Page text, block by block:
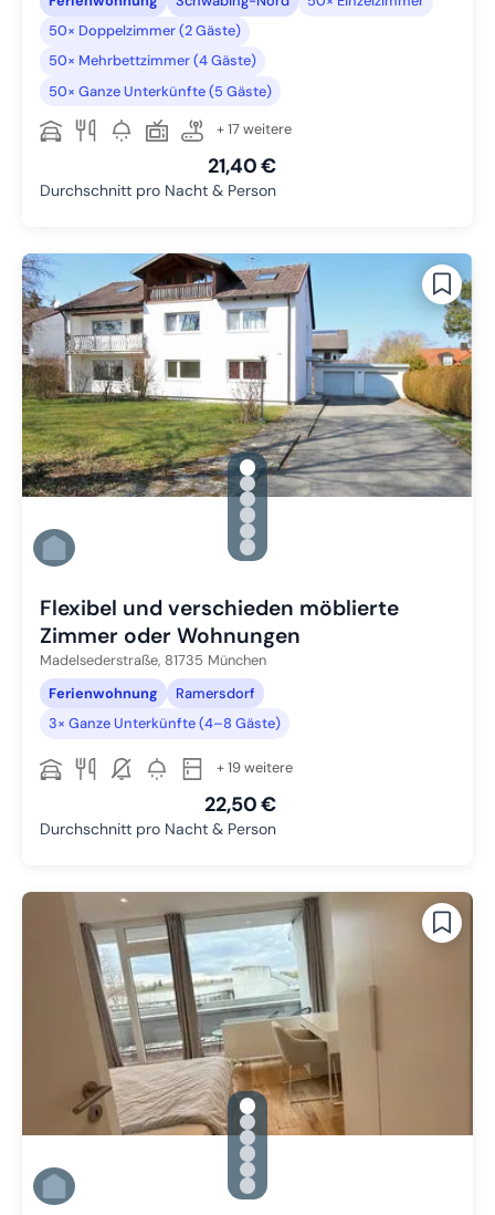
50× Doppelzimmer (2 Gäste)
50× Mehrbettzimmer (4 Gäste)
50× Ganze Unterkünfte (5 Gäste)
+ 17 weitere
21,40 €
Durchschnitt pro Nacht & Person
gallery.slide_selector
Zu Slide 1 wechseln
Zu Slide 2 wechseln
Zu Slide 3 wechseln
Zu Slide 4 wechseln
Zu Slide 5 wechseln
Zu Slide 6 wechseln
Flexibel und verschieden möblierte
Zimmer oder Wohnungen
Madelsederstraße, 81735 München
Ferienwohnung
Ramersdorf
3× Ganze Unterkünfte (4–8 Gäste)
+ 19 weitere
22,50 €
Durchschnitt pro Nacht & Person
gallery.slide_selector
Zu Slide 1 wechseln
Zu Slide 2 wechseln
Zu Slide 3 wechseln
Zu Slide 4 wechseln
Zu Slide 5 wechseln
Zu Slide 6 wechseln